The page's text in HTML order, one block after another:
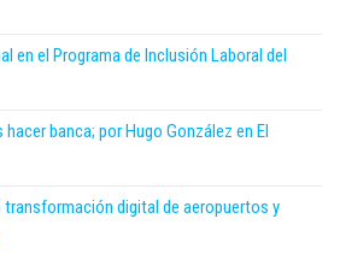
en el Programa de Inclusión Laboral del
banca; por Hugo González en El
transformación digital de aeropuertos y